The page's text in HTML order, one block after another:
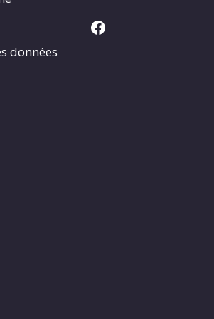
données
Facebook